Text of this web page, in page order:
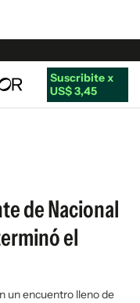
Suscribite x
US$ 3,45
de Nacional
el
un encuentro lleno de